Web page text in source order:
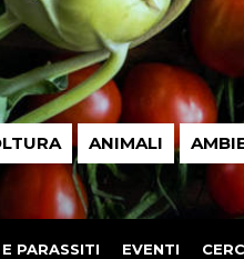
ANIMALI
PARASSITI EVENTI